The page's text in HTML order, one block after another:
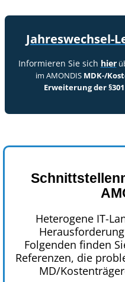
Jahreswechsel-
Informieren Sie sich hier
im AMONDIS MDK-/
Erweiterung der
Heterogene IT-
Folgenden finden
Referenzen, die
MD/